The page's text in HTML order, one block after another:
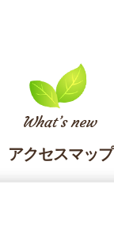
アクセスマップ